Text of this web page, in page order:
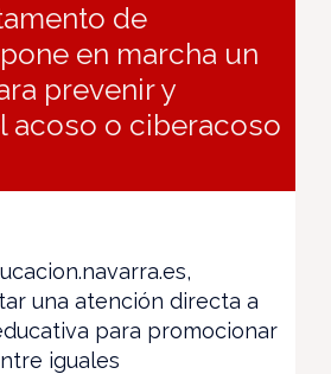
de
en marcha un
prevenir y
acoso o ciberacoso
una atención directa a
para promocionar
iguales